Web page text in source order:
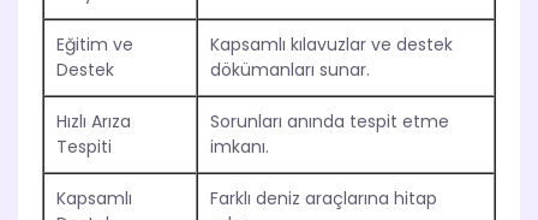
Eğitim ve
Destek
Kapsamlı kılavuzlar ve destek
dökümanları sunar.
Hızlı Arıza
Tespiti
Sorunları anında tespit etme
imkanı.
Kapsamlı
Farklı deniz araçlarına hitap